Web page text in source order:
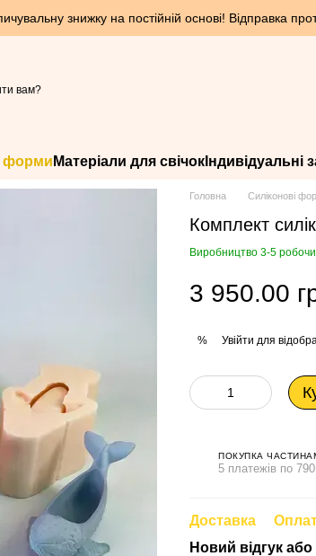
знижку на постійній основі! Відправка
вам?
форми Матеріали для свічок Індивідуальні
Головна Силіконові
Комплект
Виробництво 3-5
3 950.00
% Увійти для
ПОКУПКА
5 платежів по
Доставка
Новий відгук